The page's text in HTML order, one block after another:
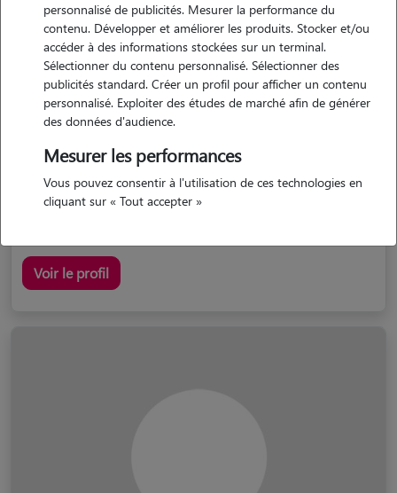
Morgane
Tourlaville 50110
maison possède des animaux
j'ai grandi au milieu de toute sorte d'animaux...
Voir le profil
personnalisé de publicités. Mesurer la performance du
contenu. Développer et améliorer les produits. Stocker et/ou
accéder à des informations stockées sur un terminal.
Sélectionner du contenu personnalisé. Sélectionner des
publicités standard. Créer un profil pour afficher un contenu
personnalisé. Exploiter des études de marché afin de générer
des données d'audience.
Mesurer les performances
Vous pouvez consentir à l'utilisation de ces technologies en
cliquant sur « Tout accepter »